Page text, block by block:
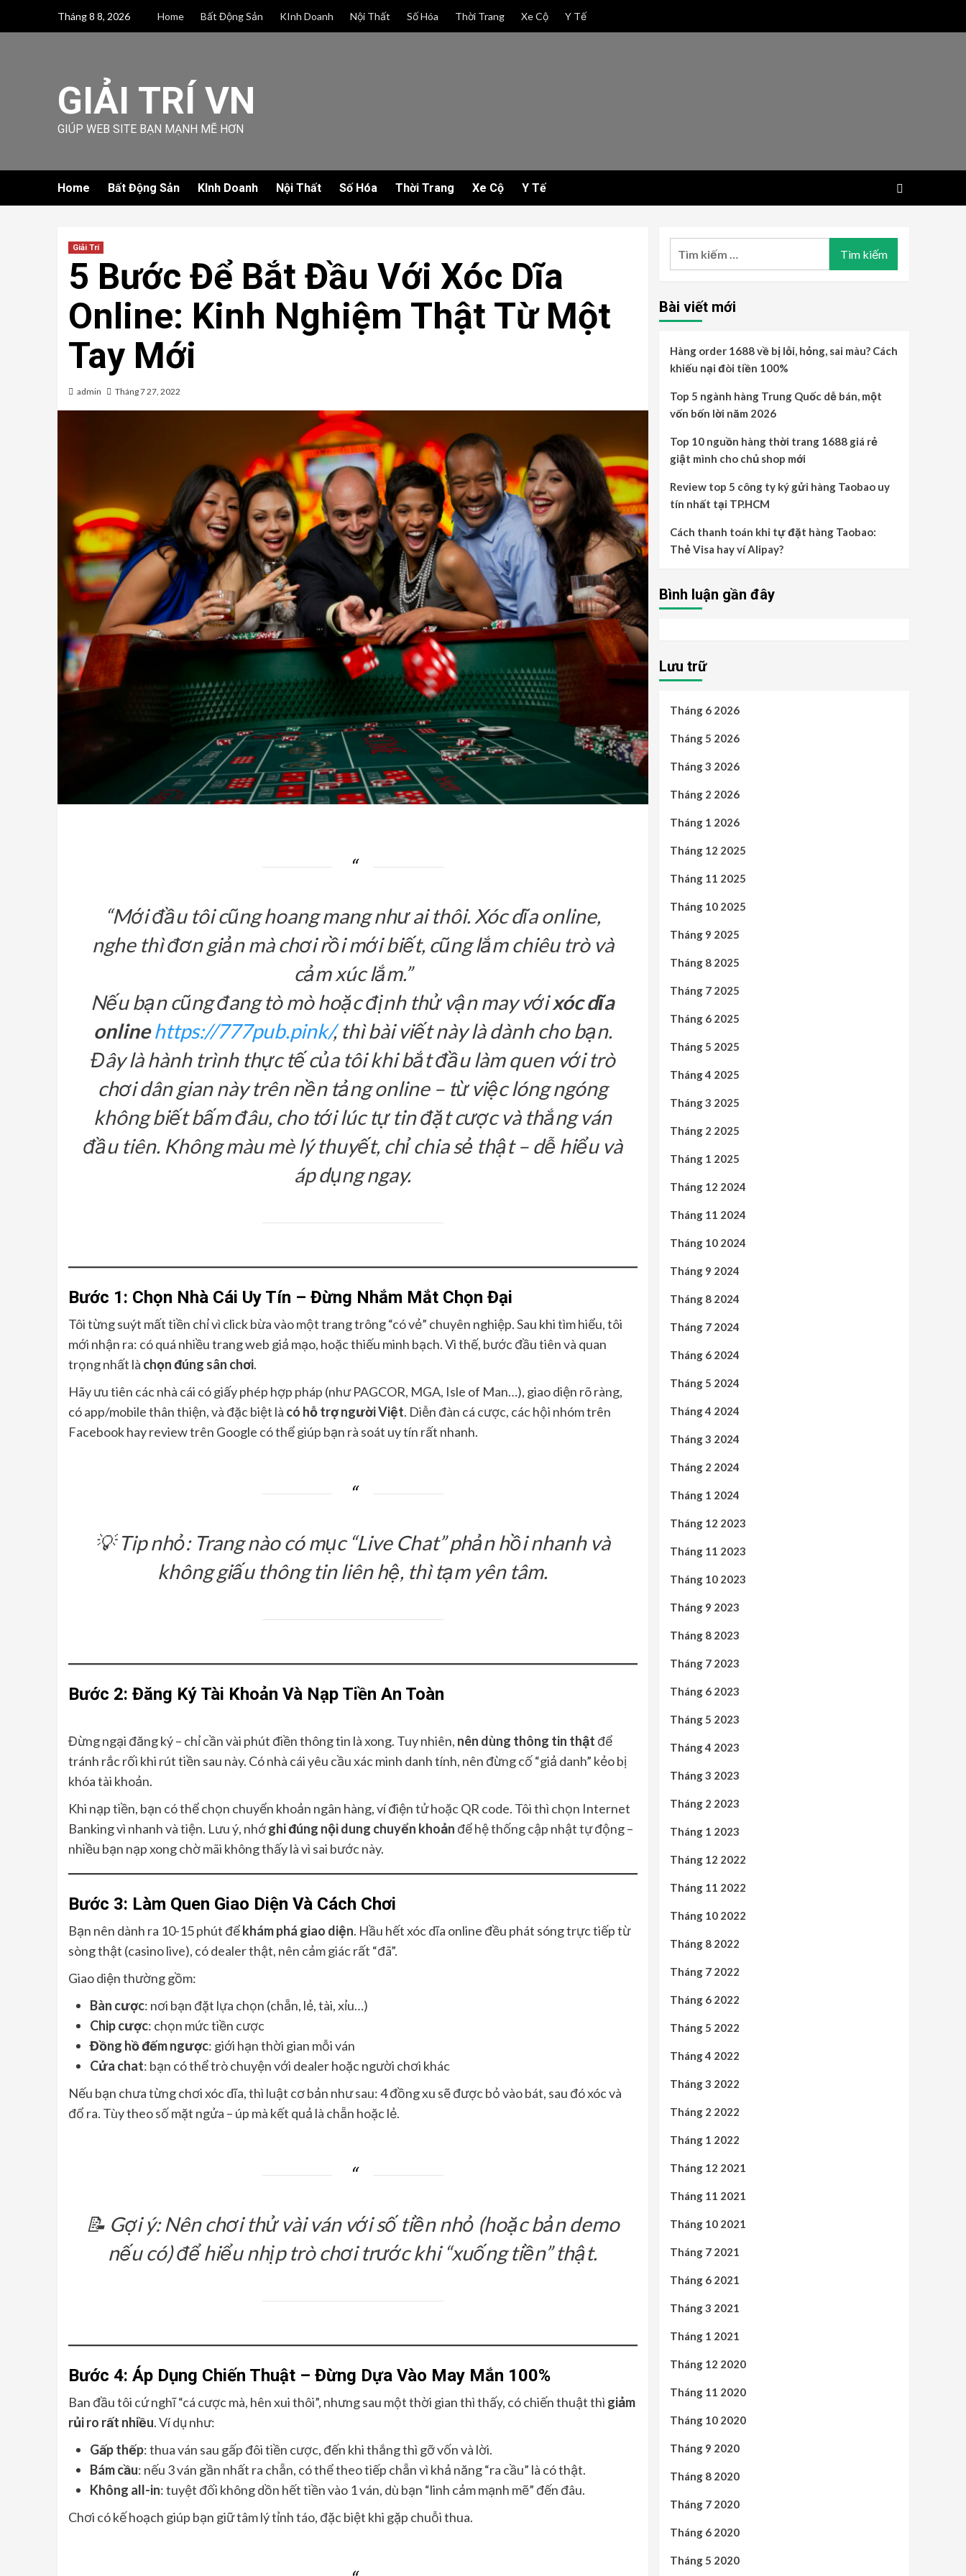
Tháng 8 8, 2026 Home Bất Động Sản KInh Doanh Nội Thất Số Hóa Thời Trang Xe Cộ Y Tế
GIẢI TRÍ VN
GIÚP WEB SITE BẠN MẠNH MẼ HƠN
Home Bất Động Sản KInh Doanh Nội Thất Số Hóa Thời Trang Xe Cộ Y Tế
Giải Trí
5 Bước Để Bắt Đầu Với Xóc Dĩa
Online: Kinh Nghiệm Thật Từ Một
Tay Mới
admin Tháng 7 27, 2022
“Mới đầu tôi cũng hoang mang như ai thôi. Xóc dĩa online,
nghe thì đơn giản mà chơi rồi mới biết, cũng lắm chiêu trò và
cảm xúc lắm.”
Nếu bạn cũng đang tò mò hoặc định thử vận may vớixóc dĩa
online https://777pub.pink/, thì bài viết này là dành cho bạn.
Đây là hành trình thực tế của tôi khi bắt đầu làm quen với trò
chơi dân gian này trên nền tảng online – từ việc lóng ngóng
không biết bấm đâu, cho tới lúc tự tin đặt cược và thắng ván
đầu tiên. Không màu mè lý thuyết, chỉ chia sẻ thật – dễ hiểu và
áp dụng ngay.
Bước 1: Chọn Nhà Cái Uy Tín – Đừng Nhắm Mắt Chọn Đại
Tôi từng suýt mất tiền chỉ vì click bừa vào một trang trông “có vẻ” chuyên nghiệp. Sau khi tìm hiểu, tôi
mới nhận ra: có quá nhiều trang web giả mạo, hoặc thiếu minh bạch. Vì thế, bước đầu tiên và quan
trọng nhất là chọn đúng sân chơi.
Hãy ưu tiên các nhà cái có giấy phép hợp pháp (như PAGCOR, MGA, Isle of Man…), giao diện rõ ràng,
có app/mobile thân thiện, và đặc biệt là có hỗ trợ người Việt. Diễn đàn cá cược, các hội nhóm trên
Facebook hay review trên Google có thể giúp bạn rà soát uy tín rất nhanh.
💡Tip nhỏ:Trang nào có mục “Live Chat” phản hồi nhanh và
không giấu thông tin liên hệ, thì tạm yên tâm.
Bước 2: Đăng Ký Tài Khoản Và Nạp Tiền An Toàn
Đừng ngại đăng ký – chỉ cần vài phút điền thông tin là xong. Tuy nhiên, nên dùng thông tin thật để
tránh rắc rối khi rút tiền sau này. Có nhà cái yêu cầu xác minh danh tính, nên đừng cố “giả danh” kẻo bị
khóa tài khoản.
Khi nạp tiền, bạn có thể chọn chuyển khoản ngân hàng, ví điện tử hoặc QR code. Tôi thì chọn Internet
Banking vì nhanh và tiện. Lưu ý, nhớghi đúng nội dung chuyển khoản để hệ thống cập nhật tự động –
nhiều bạn nạp xong chờ mãi không thấy là vì sai bước này.
Bước 3: Làm Quen Giao Diện Và Cách Chơi
Bạn nên dành ra 10-15 phút đểkhám phá giao diện. Hầu hết xóc dĩa online đều phát sóng trực tiếp từ
sòng thật (casino live), có dealer thật, nên cảm giác rất “đã”.
Giao diện thường gồm:
Bàn cược: nơi bạn đặt lựa chọn (chẵn, lẻ, tài, xỉu…)
Chip cược: chọn mức tiền cược
Đồng hồ đếm ngược: giới hạn thời gian mỗi ván
Cửa chat: bạn có thể trò chuyện với dealer hoặc người chơi khác
Nếu bạn chưa từng chơi xóc dĩa, thì luật cơ bản như sau: 4 đồng xu sẽ được bỏ vào bát, sau đó xóc và
đổ ra. Tùy theo số mặt ngửa – úp mà kết quả là chẵn hoặc lẻ.
📝 Gợi ý:Nên chơi thử vài ván với số tiền nhỏ (hoặc bản demo
nếu có) để hiểu nhịp trò chơi trước khi “xuống tiền” thật.
Bước 4: Áp Dụng Chiến Thuật – Đừng Dựa Vào May Mắn 100%
Ban đầu tôi cứ nghĩ “cá cược mà, hên xui thôi”, nhưng sau một thời gian thì thấy, có chiến thuật thì giảm
rủi ro rất nhiều. Ví dụ như:
Gấp thếp: thua ván sau gấp đôi tiền cược, đến khi thắng thì gỡ vốn và lời.
Bám cầu: nếu 3 ván gần nhất ra chẵn, có thể theo tiếp chẵn vì khả năng “ra cầu” là có thật.
Không all-in: tuyệt đối không dồn hết tiền vào 1 ván, dù bạn “linh cảm mạnh mẽ” đến đâu.
Chơi có kế hoạch giúp bạn giữ tâm lý tỉnh táo, đặc biệt khi gặp chuỗi thua.
Bài viết mới
Hàng order 1688 về bị lỗi, hỏng, sai màu? Cách
khiếu nại đòi tiền 100%
Top 5 ngành hàng Trung Quốc dễ bán, một
vốn bốn lời năm 2026
Top 10 nguồn hàng thời trang 1688 giá rẻ
giật mình cho chủ shop mới
Review top 5 công ty ký gửi hàng Taobao uy
tín nhất tại TP.HCM
Cách thanh toán khi tự đặt hàng Taobao:
Thẻ Visa hay ví Alipay?
Bình luận gần đây
Lưu trữ
Tháng 6 2026
Tháng 5 2026
Tháng 3 2026
Tháng 2 2026
Tháng 1 2026
Tháng 12 2025
Tháng 11 2025
Tháng 10 2025
Tháng 9 2025
Tháng 8 2025
Tháng 7 2025
Tháng 6 2025
Tháng 5 2025
Tháng 4 2025
Tháng 3 2025
Tháng 2 2025
Tháng 1 2025
Tháng 12 2024
Tháng 11 2024
Tháng 10 2024
Tháng 9 2024
Tháng 8 2024
Tháng 7 2024
Tháng 6 2024
Tháng 5 2024
Tháng 4 2024
Tháng 3 2024
Tháng 2 2024
Tháng 1 2024
Tháng 12 2023
Tháng 11 2023
Tháng 10 2023
Tháng 9 2023
Tháng 8 2023
Tháng 7 2023
Tháng 6 2023
Tháng 5 2023
Tháng 4 2023
Tháng 3 2023
Tháng 2 2023
Tháng 1 2023
Tháng 12 2022
Tháng 11 2022
Tháng 10 2022
Tháng 8 2022
Tháng 7 2022
Tháng 6 2022
Tháng 5 2022
Tháng 4 2022
Tháng 3 2022
Tháng 2 2022
Tháng 1 2022
Tháng 12 2021
Tháng 11 2021
Tháng 10 2021
Tháng 7 2021
Tháng 6 2021
Tháng 3 2021
Tháng 1 2021
Tháng 12 2020
Tháng 11 2020
Tháng 10 2020
Tháng 9 2020
Tháng 8 2020
Tháng 7 2020
Tháng 6 2020
Tháng 5 2020